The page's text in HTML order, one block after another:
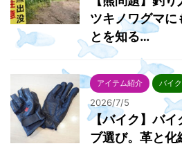
ツキノワグマに
とを知る…
アイテム紹介 バイク
2026/7/5
【バイク】バイ
ブ選び。革と化